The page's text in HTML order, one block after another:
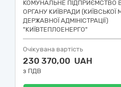
КОМУНАЛЬНЕ ПІДПРИЄМСТВО
ОРГАНУ КИЇВРАДИ (КИЇВСЬКОЇ
ДЕРЖАВНОЇ АДМІНІСТРАЦІЇ)
"КИЇВТЕПЛОЕНЕРГО"
Очікувана вартість
230 370,00 UAH
з ПДВ